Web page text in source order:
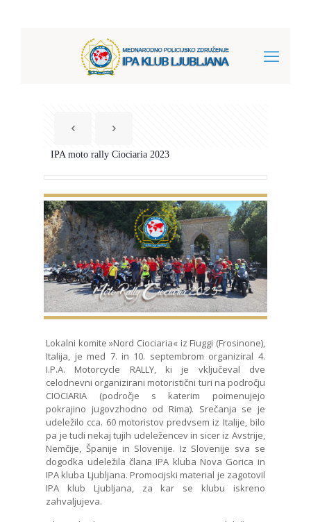
IPA moto rally Ciociaria 2023
Lokalni komite »Nord Ciociaria« iz Fiuggi (Frosinone),
Italija, je med 7. in 10. septembrom organiziral 4.
I.P.A. Motorcycle RALLY, ki je vključeval dve
celodnevni organizirani motoristični turi na področju
CIOCIARIA (področje s katerim poimenujejo
pokrajino jugovzhodno od Rima). Srečanja se je
udeležilo cca. 60 motoristov predvsem iz Italije, bilo
pa je tudi nekaj tujih udeležencev in sicer iz Avstrije,
Nemčije, Španije in Slovenije. Iz Slovenije sva se
dogodka udeležila člana IPA kluba Nova Gorica in
IPA kluba Ljubljana. Promocijski material je zagotovil
IPA klub Ljubljana, za kar se klubu iskreno
zahvaljujeva.